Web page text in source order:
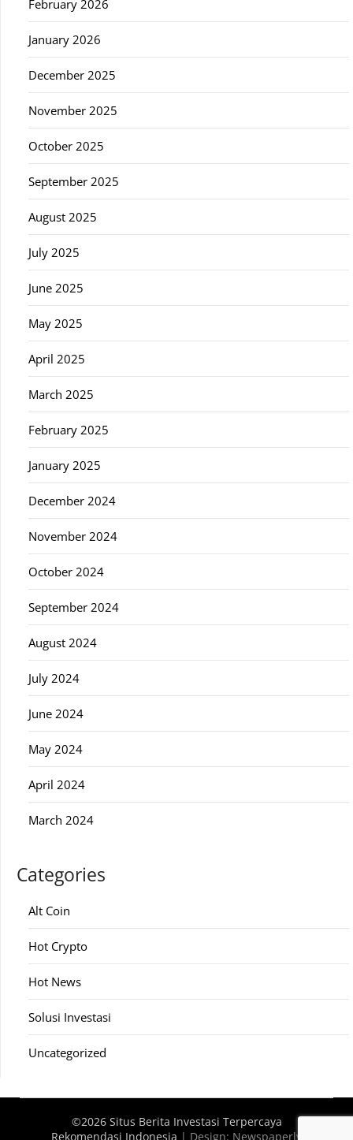
February 2026
January 2026
December 2025
November 2025
October 2025
September 2025
August 2025
July 2025
June 2025
May 2025
April 2025
March 2025
February 2025
January 2025
December 2024
November 2024
October 2024
September 2024
August 2024
July 2024
June 2024
May 2024
April 2024
March 2024
Categories
Alt Coin
Hot Crypto
Hot News
Solusi Investasi
Uncategorized
©2026 Situs Berita Investasi Terpercaya
Rekomendasi Indonesia | Design: Newspaperly